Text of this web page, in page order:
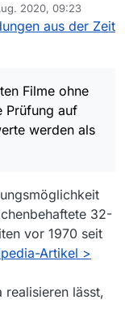
etwas das
alten Filme ohne
werden
MLib/issues/11
2020, 09:23
aus der Zeit
Filme ohne
Prüfung auf
werden als
32-
vor 1970 seit
Artikel >
lässt,